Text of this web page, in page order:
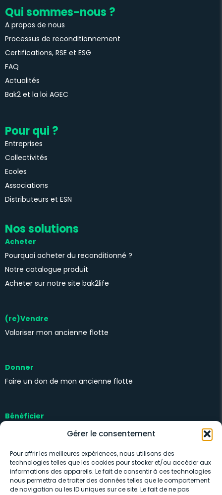
Gérer le consentement
Pour offrir les meilleures expériences, nous utilisons des
technologies telles que les cookies pour stocker et/ou accéder aux
informations des appareils. Le fait de consentir à ces technologies
nous permettra de traiter des données telles que le comportement
de navigation ou les ID uniques sur ce site. Le fait de ne pas
Qui sommes-nous ?
A propos de nous
Processus de reconditionnement
Certifications, RSE et ESG
FAQ
Actualités
Bak2 et la loi AGEC
Pour qui ?
Entreprises
Collectivités
Ecoles
Associations
Distributeurs et ESN
Nos solutions
Acheter
Pourquoi acheter du reconditionné ?
Notre catalogue produit
Acheter sur notre site bak2life
(re)Vendre
Valoriser mon ancienne flotte
Donner
Faire un don de mon ancienne flotte
Bénéficier